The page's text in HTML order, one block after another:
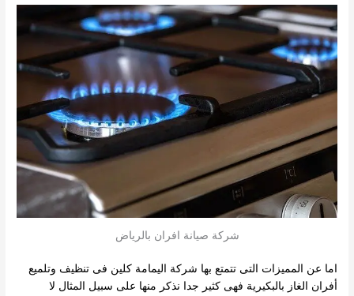
شركة صيانة افران بالرياض
اما عن المميزات التى تتمتع بها شركة اليمامة كلين فى تنظيف وتلميع
أفران الغاز بالبكيرية فهى كثير جدا نذكر منها على سبيل المثال لا